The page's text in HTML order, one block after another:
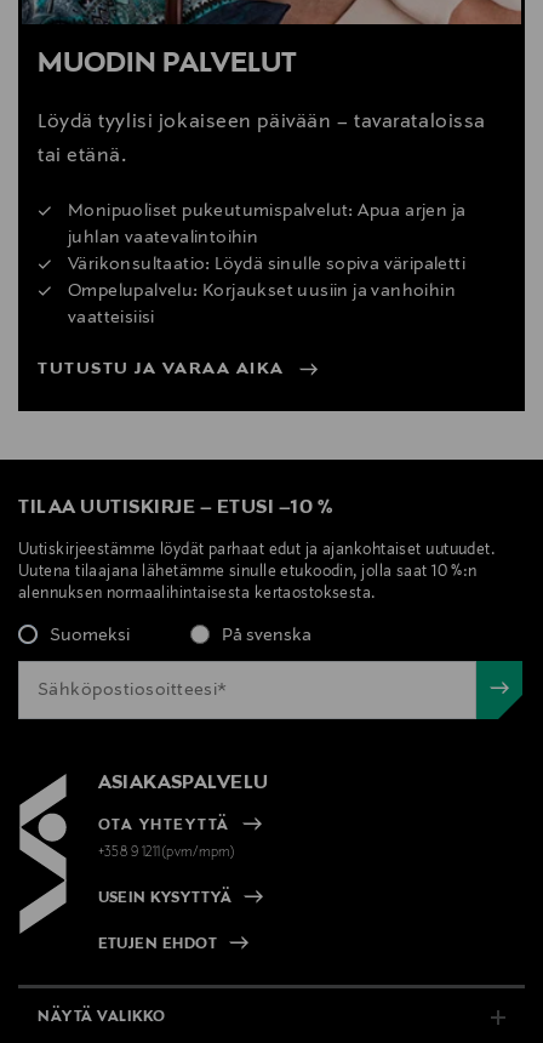
MUODIN PALVELUT
Löydä tyylisi jokaiseen päivään – tavarataloissa
tai etänä.
Monipuoliset pukeutumispalvelut: Apua arjen ja
juhlan vaatevalintoihin
Värikonsultaatio: Löydä sinulle sopiva väripaletti
Ompelupalvelu: Korjaukset uusiin ja vanhoihin
vaatteisiisi
TUTUSTU JA VARAA AIKA
TILAA UUTISKIRJE – ETUSI –10 %
Uutiskirjeestämme löydät parhaat edut ja ajankohtaiset uutuudet.
Uutena tilaajana lähetämme sinulle etukoodin, jolla saat 10 %:n
alennuksen normaalihintaisesta kertaostoksesta.
Suomeksi På svenska
ASIAKASPALVELU
OTA YHTEYTTÄ
+358 9 1211(pvm/mpm)
USEIN KYSYTTYÄ
ETUJEN EHDOT
NÄYTÄ VALIKKO